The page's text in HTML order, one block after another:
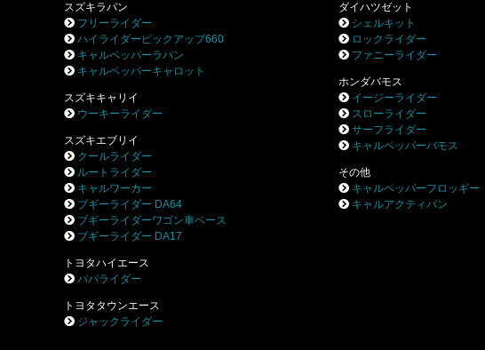
スズキラパン
フリーライダー
ハイライダーピックアップ660
キャルペッパーラパン
キャルペッパーキャロット
スズキキャリイ
ウーキーライダー
スズキエブリイ
クールライダー
ルートライダー
キャルワーカー
ブギーライダー DA64
ブギーライダーワゴン車ベース
ブギーライダー DA17
トヨタハイエース
パパライダー
トヨタタウンエース
ジャックライダー
ダイハツゼット
シェルキット
ロックライダー
ファニーライダー
ホンダバモス
イージーライダー
スローライダー
サーフライダー
キャルペッパーバモス
その他
キャルペッパーフロッギー
キャルアクティバン